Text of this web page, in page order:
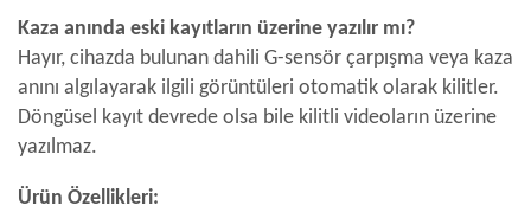
Kaza anında eski kayıtların üzerine yazılır mı?
Hayır, cihazda bulunan dahili G-sensör çarpışma veya kaza
anını algılayarak ilgili görüntüleri otomatik olarak kilitler.
Döngüsel kayıt devrede olsa bile kilitli videoların üzerine
yazılmaz.
Ürün Özellikleri: